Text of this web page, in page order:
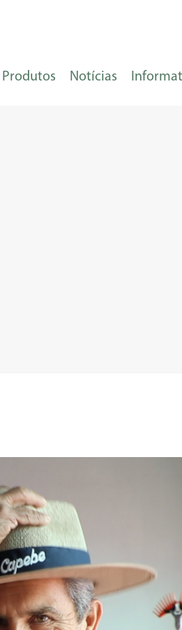
Produtos Notícias